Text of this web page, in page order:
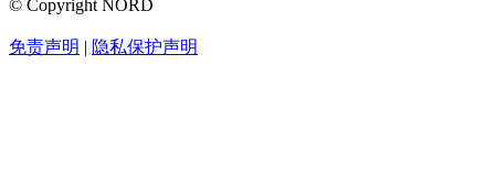
© Copyright NORD
免责声明 | 隐私保护声明